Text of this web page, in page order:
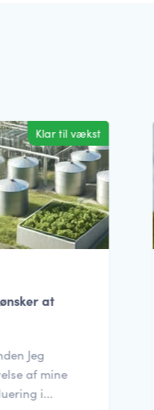
Klar til vækst
at
Jeg
af mine
i...